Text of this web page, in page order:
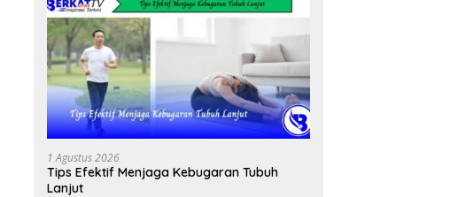
1 Agustus 2026
Tips Efektif Menjaga Kebugaran Tubuh
Lanjut